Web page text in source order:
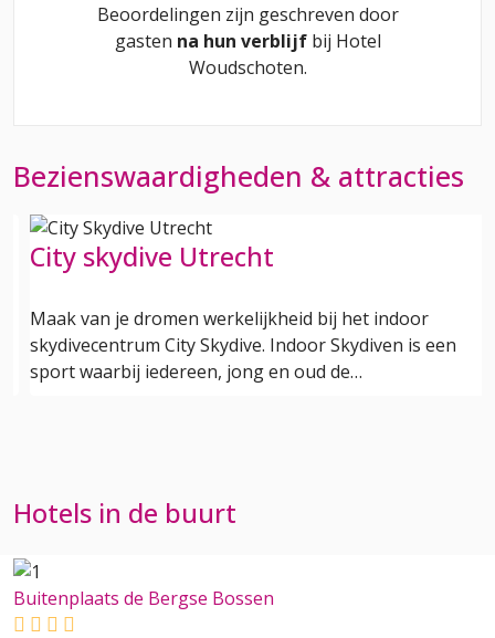
Beoordelingen zijn geschreven door
gasten na hun verblijf bij Hotel
Woudschoten.
Bezienswaardigheden & attracties
De Domtoren van Utrecht
De Domtoren is het iconische middelpunt van Utrecht
en met zijn 112 meter de hoogste kerktoren van
Nederland. De toren werd gebouwd tussen…
Hotels in de buurt
Buitenplaats de Bergse Bossen